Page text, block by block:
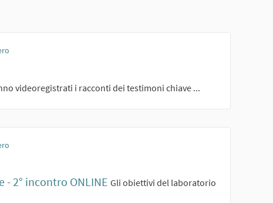
videoregistrati i racconti dei testimoni chiave ...
2° incontro ONLINE Gli obiettivi del laboratorio